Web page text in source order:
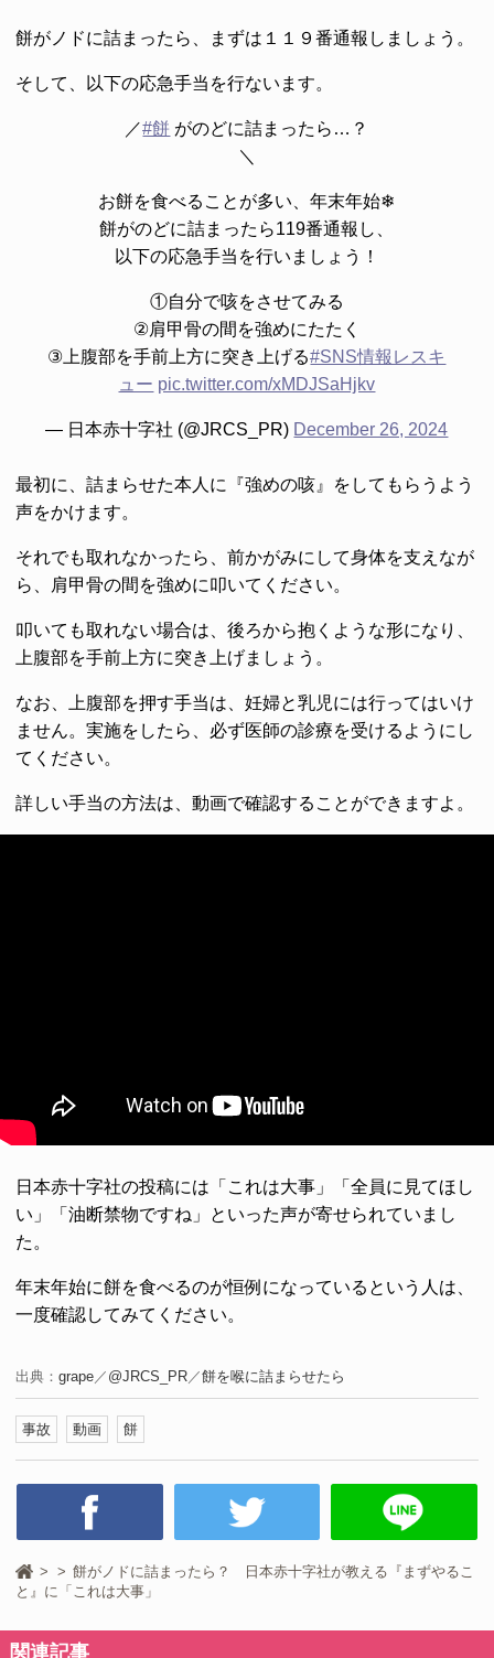
餅がノドに詰まったら、まずは１１９番通報しましょう。
そして、以下の応急手当を行ないます。
／#餅 がのどに詰まったら…？
＼
お餅を食べることが多い、年末年始❄
餅がのどに詰まったら119番通報し、
以下の応急手当を行いましょう！
①自分で咳をさせてみる
②肩甲骨の間を強めにたたく
③上腹部を手前上方に突き上げる#SNS情報レスキ
ュー pic.twitter.com/xMDJSaHjkv
— 日本赤十字社 (@JRCS_PR) December 26, 2024
最初に、詰まらせた本人に『強めの咳』をしてもらうよう
声をかけます。
それでも取れなかったら、前かがみにして身体を支えなが
ら、肩甲骨の間を強めに叩いてください。
叩いても取れない場合は、後ろから抱くような形になり、
上腹部を手前上方に突き上げましょう。
なお、上腹部を押す手当は、妊婦と乳児には行ってはいけ
ません。実施をしたら、必ず医師の診療を受けるようにし
てください。
詳しい手当の方法は、動画で確認することができますよ。
日本赤十字社の投稿には「これは大事」「全員に見てほし
い」「油断禁物ですね」といった声が寄せられていまし
た。
年末年始に餅を食べるのが恒例になっているという人は、
一度確認してみてください。
出典： grape ／ @JRCS_PR ／餅を喉に詰まらせたら
事故 動画 餅
餅がノドに詰まったら？ 日本赤十字社が教える『まずやるこ
と』に「これは大事」
関連記事